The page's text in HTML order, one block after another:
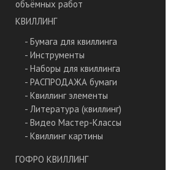
объёмных работ
КВИЛЛИНГ
- Бумага для квиллинга
- Инструменты
- Наборы для квиллинга
- РАСПРОДАЖА бумаги
- Квиллинг элементы
- Литература (квиллинг)
- Видео Мастер-Классы
- Квиллинг картины
ГОФРО КВИЛЛИНГ